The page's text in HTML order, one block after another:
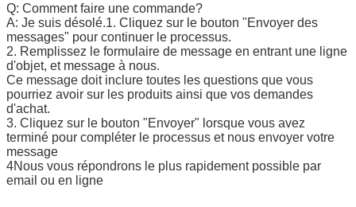
Q: Comment faire une commande?
A: Je suis désolé.1. Cliquez sur le bouton "Envoyer des
messages" pour continuer le processus.
2. Remplissez le formulaire de message en entrant une ligne
d'objet, et message à nous.
Ce message doit inclure toutes les questions que vous
pourriez avoir sur les produits ainsi que vos demandes
d'achat.
3. Cliquez sur le bouton "Envoyer" lorsque vous avez
terminé pour compléter le processus et nous envoyer votre
message
4Nous vous répondrons le plus rapidement possible par
email ou en ligne